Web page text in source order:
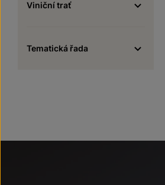
Viniční trať
Tematická řada